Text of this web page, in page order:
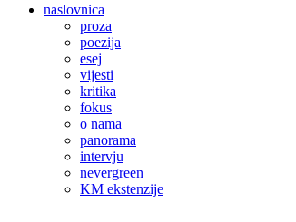
naslovnica
proza
poezija
esej
vijesti
kritika
fokus
o nama
panorama
intervju
nevergreen
KM ekstenzije